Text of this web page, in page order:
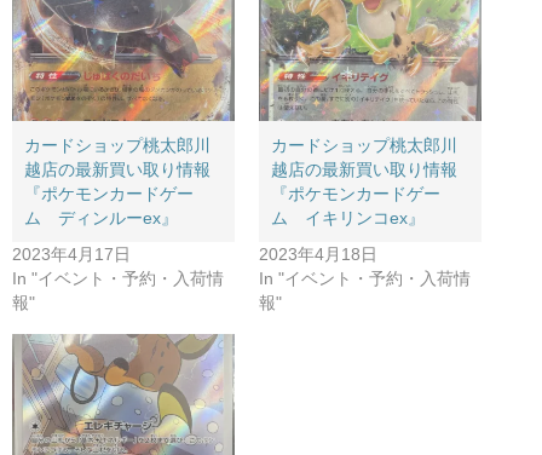
カードショップ桃太郎川
越店の最新買い取り情報
『ポケモンカードゲー
ム ディンルーex』
2023年4月17日
In "イベント・予約・入荷情
報"
カードショップ桃太郎川
越店の最新買い取り情報
『ポケモンカードゲー
ム イキリンコex』
2023年4月18日
In "イベント・予約・入荷情
報"